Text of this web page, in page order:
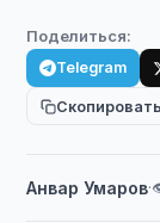
Поделиться:
Telegram
Анвар Умаров·